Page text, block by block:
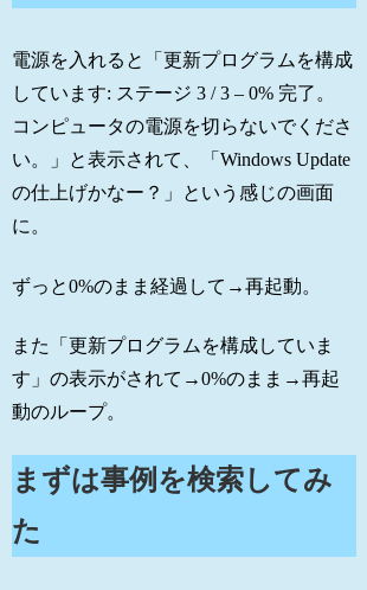
電源を入れると「更新プログラムを構成
しています: ステージ 3 / 3 – 0% 完了。
コンピュータの電源を切らないでくださ
い。」と表示されて、「Windows Update
の仕上げかなー？」という感じの画面
に。
ずっと0%のまま経過して→再起動。
また「更新プログラムを構成していま
す」の表示がされて→0%のまま→再起
動のループ。
まずは事例を検索してみ
た